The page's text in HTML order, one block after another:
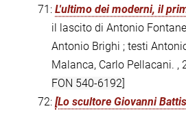
71: L'ultimo dei moderni, il
il lascito di Antonio
Antonio Brighi ; testi
Malanca, Carlo Pellacani. ,
FON 540-6192]
72: [Lo scultore Giovanni